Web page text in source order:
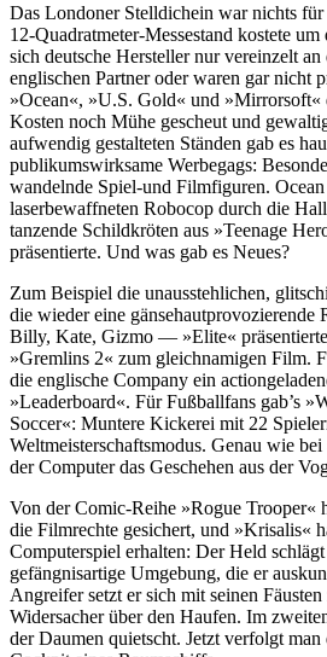
Das Londoner Stelldichein war nichts
12-Quadratmeter-Messestand kostete
sich deutsche Hersteller nur vereinzelt an
englischen Partner oder waren gar nicht
»Ocean«, »U.S. Gold« und »Mirrorsoft«
Kosten noch Mühe gescheut und
aufwendig gestalteten Ständen gab es
publikumswirksame Werbegags:
wandelnde Spiel-und Filmfiguren.
laserbewaffneten Robocop durch die
tanzende Schildkröten aus »Teenage
präsentierte. Und was gab es Neues?
Zum Beispiel die unausstehlichen,
die wieder eine gänsehautprovozierende
Billy, Kate, Gizmo — »Elite«
»Gremlins 2« zum gleichnamigen Film.
die englische Company ein
»Leaderboard«. Für Fußballfans gab’s
Soccer«: Muntere Kickerei mit 22
Weltmeisterschaftsmodus. Genau wie
der Computer das Geschehen aus der
Von der Comic-Reihe »Rogue Trooper«
die Filmrechte gesichert, und »Krisalis«
Computerspiel erhalten: Der Held
gefängnisartige Umgebung, die er
Angreifer setzt er sich mit seinen
Widersacher über den Haufen. Im
der Daumen quietscht. Jetzt verfolgt man